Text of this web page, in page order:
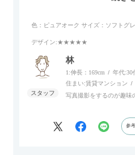
リラックスタイムによさそう
す。
色：ピュアオーク サイズ：ソフトグ
デザイン:★★★★★
林
1:伸長：169cm 年代:30
住まい:賃貸マンション
写真撮影をするのが趣味
参